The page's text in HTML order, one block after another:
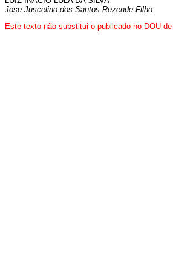
Jose Juscelino dos Santos Rezende Filho
Este texto não substitui o publicado no DOU